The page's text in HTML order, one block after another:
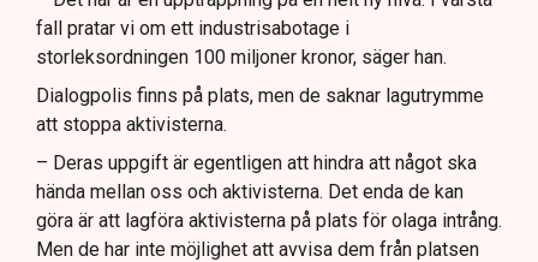
fall pratar vi om ett industrisabotage i
storleksordningen 100 miljoner kronor, säger han.
Dialogpolis finns på plats, men de saknar lagutrymme
att stoppa aktivisterna.
– Deras uppgift är egentligen att hindra att något ska
hända mellan oss och aktivisterna. Det enda de kan
göra är att lagföra aktivisterna på plats för olaga intrång.
Men de har inte möjlighet att avvisa dem från platsen